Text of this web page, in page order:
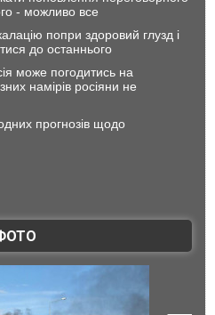
- можливо все
попри здоровий глузд і
до останнього
може погодитись на
намірів росіяни не
прогнозів щодо